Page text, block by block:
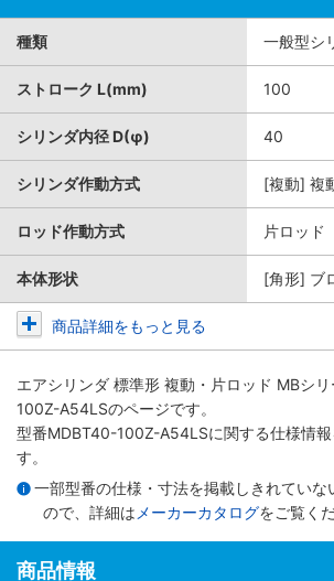
種類 一般型シ
ストローク L(mm) 100
シリンダ内径 D(φ) 40
シリンダ作動方式 [複動] 複
ロッド作動方式 片ロッド
本体形状 [角形] ブ
商品詳細をもっと見る
エアシリンダ 標準形 複動・片ロッド MBシ
100Z-A54LSのページです。
型番MDBT40-100Z-A54LSに関する仕様情報
す。
一部型番の仕様・寸法を掲載しきれていな
ので、詳細は メーカーカタログをご覧く
商品情報